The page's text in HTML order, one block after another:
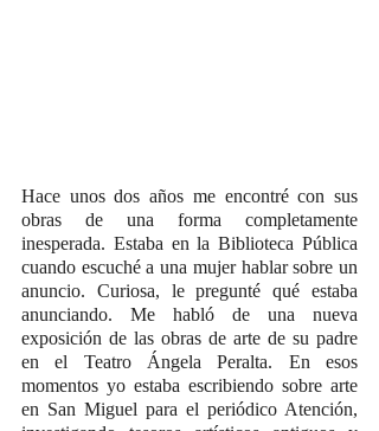
Hace unos dos años me encontré con sus
obras de una forma completamente
inesperada. Estaba en la Biblioteca Pública
cuando escuché a una mujer hablar sobre un
anuncio. Curiosa, le pregunté qué estaba
anunciando. Me habló de una nueva
exposición de las obras de arte de su padre
en el Teatro Ángela Peralta. En esos
momentos yo estaba escribiendo sobre arte
en San Miguel para el periódico Atención,